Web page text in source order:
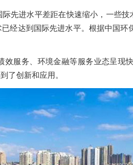
先进水平差距在快速缩小，一些
经达到国际先进水平。根据中国
效服务、环境金融等服务业态呈现
了创新和应用。